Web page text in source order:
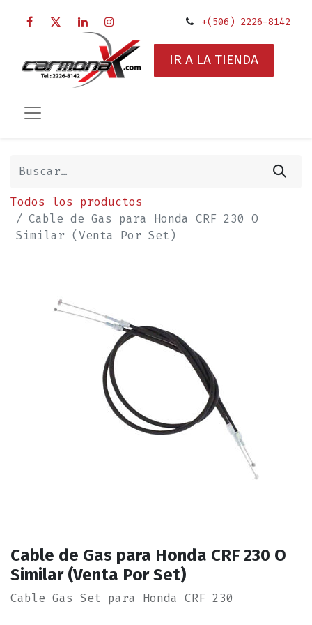
+(506) 2226-8142
IR A LA TIENDA
Todos los productos
Cable de Gas para Honda CRF 230 O
Similar (Venta Por Set)
Cable de Gas para Honda CRF 230 O
Similar (Venta Por Set)
Cable Gas Set para Honda CRF 230